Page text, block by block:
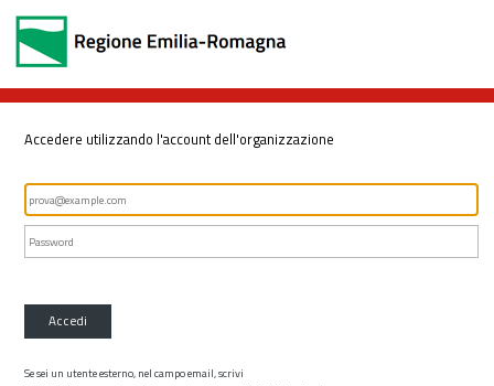
Accedere utilizzando l'account dell'organizzazione
Accedi
Se sei un utente esterno, nel campo email, scrivi